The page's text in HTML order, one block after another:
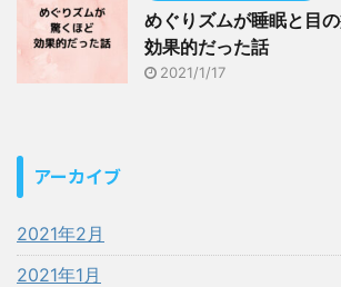
めぐりズムが睡眠と目
効果的だった話
2021/1/17
アーカイブ
2021年2月
2021年1月